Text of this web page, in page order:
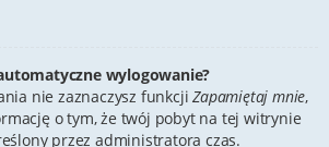
wylogowanie?
nie zaznaczysz funkcjiZapamiętaj mnie,
o tym, że twój pobyt na tej witrynie
przez administratora czas.